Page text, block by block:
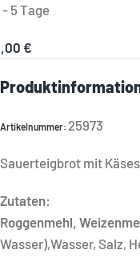
- 5 Tage
€
Artikelnummer: 25973
Sauerteigbrot mit
Zutaten:
Roggenmehl,
Wasser),Wasser, Salz,